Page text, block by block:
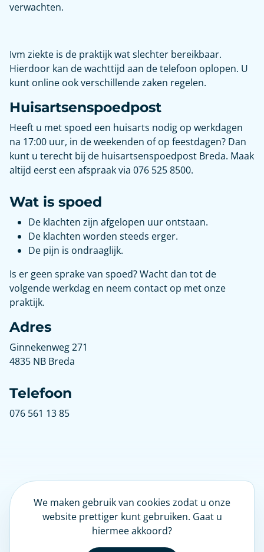
verwachten.
Ivm ziekte is de praktijk wat slechter bereikbaar.
Hierdoor kan de wachttijd aan de telefoon oplopen. U
kunt online ook verschillende zaken regelen.
Huisartsenspoedpost
Heeft u met spoed een huisarts nodig op werkdagen
na 17:00 uur, in de weekenden of op feestdagen? Dan
kunt u terecht bij de huisartsenspoedpost Breda. Maak
altijd eerst een afspraak via 076 525 8500.
Wat is spoed
De klachten zijn afgelopen uur ontstaan.
De klachten worden steeds erger.
De pijn is ondraaglijk.
Is er geen sprake van spoed? Wacht dan tot de
volgende werkdag en neem contact op met onze
praktijk.
Adres
Ginnekenweg 271
4835 NB Breda
Telefoon
076 561 13 85
LinkedIn
We maken gebruik van cookies zodat u onze
website prettiger kunt gebruiken. Gaat u
hiermee akkoord?